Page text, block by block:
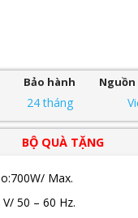
Bảo hành
24 tháng
BỘ QUÀ TẶNG
Max.
50 – 60 Hz.